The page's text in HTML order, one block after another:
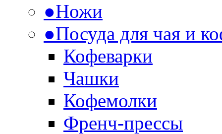
●Ножи
●Посуда для чая и
Кофеварки
Чашки
Кофемолки
Френч-прессы